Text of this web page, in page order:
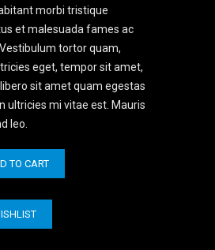
morbi tristique
et malesuada fames ac
tortor quam,
eget, tempor sit amet,
sit amet quam egestas
ultricies mi vitae est. Mauris
leo.
TO CART